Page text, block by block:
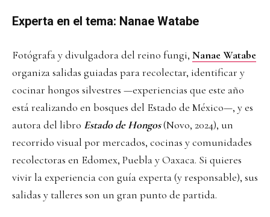
Experta en el tema: Nanae Watabe
Fotógrafa y divulgadora del reino fungi, Nanae Watabe
organiza salidas guiadas para recolectar, identificar y
cocinar hongos silvestres —experiencias que este año
está realizando en bosques del Estado de México—, y es
autora del libro Estado de Hongos(Novo, 2024), un
recorrido visual por mercados, cocinas y comunidades
recolectoras en Edomex, Puebla y Oaxaca. Si quieres
vivir la experiencia con guía experta (y responsable), sus
salidas y talleres son un gran punto de partida.